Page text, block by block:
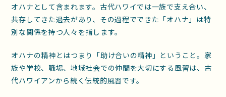
オハナとして含まれます。古代ハワイでは一族で支え合い、
共存してきた過去があり、その過程でできた「オハナ」は特
別な関係を持つ人々を指します。
オハナの精神とはつまり「助け合いの精神」ということ。家
族や学校、職場、地域社会での仲間を大切にする風習は、古
代ハワイアンから続く伝統的風習です。